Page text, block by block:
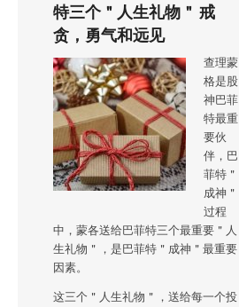
特三个＂人生礼物＂ 戒
贪，勇气和远见
查理蒙
格是股
神巴菲
特最重
要伙
伴，巴
菲特＂
成神＂
过程
中，蒙各送给巴菲特三个最重要＂人
生礼物＂，是巴菲特＂成神＂最重要
因素。
这三个＂人生礼物＂，送给每一个投